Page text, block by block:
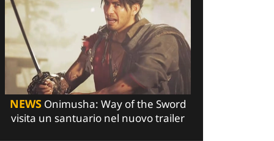
NEWS Onimusha: Way of the Sword
visita un santuario nel nuovo trailer